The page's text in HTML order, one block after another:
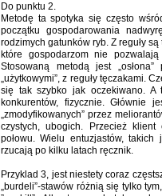
Do punktu 2.
Metodę ta spotyka się często
początku gospodarowania
rodzimych gatunków ryb. Z reguły
które gospodarzom nie
Stosowaną metodą jest
„użytkowymi”, z reguły tęczakami.
się tak szybko jak oczekiwano.
konkurentów, fizycznie. Głównie
„zmodyfikowanych” przez
czystych, ubogich. Przecież
połowu. Wielu entuzjastów,
rzucają po kilku latach ręcznik.
Przyklad 3, jest niestety coraz
„burdeli”-stawów różnią się tylko